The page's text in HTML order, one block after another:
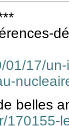
17/
belles
170155-